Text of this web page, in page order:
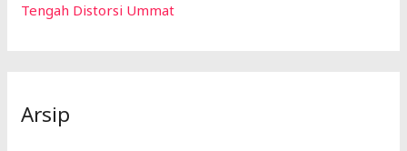
Tengah Distorsi Ummat
Arsip